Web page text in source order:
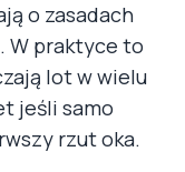
o zasadach
W praktyce to
lot w wielu
jeśli samo
rzut oka.